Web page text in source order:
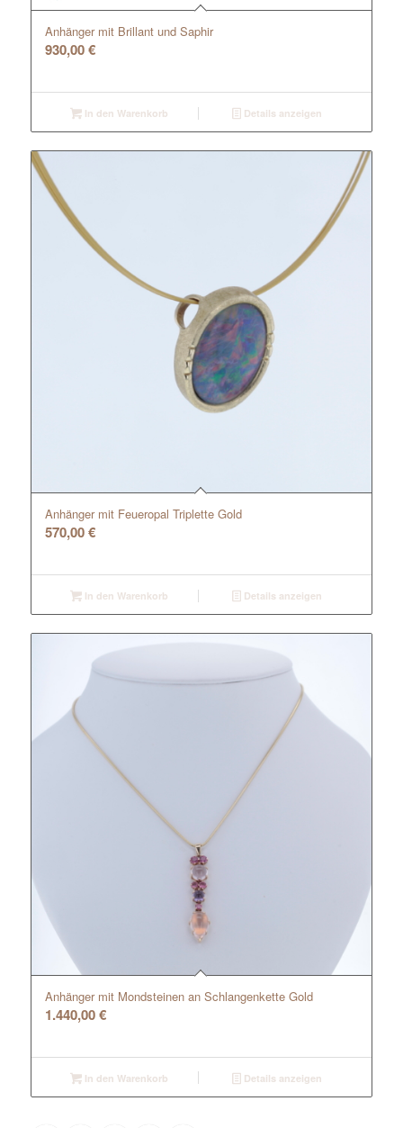
Anhänger mit Brillant und Saphir
930,00€
In den Warenkorb Details anzeigen
Anhänger mit Feueropal Triplette Gold
570,00€
In den Warenkorb Details anzeigen
Anhänger mit Mondsteinen an Schlangenkette Gold
1.440,00€
In den Warenkorb Details anzeigen